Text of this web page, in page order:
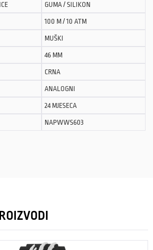
GUMA / SILIKON
100 M / 10 ATM
MUŠKI
46 MM
CRNA
ANALOGNI
24 MJESECA
NAPWWS603